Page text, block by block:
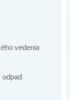
vedenia
odpad